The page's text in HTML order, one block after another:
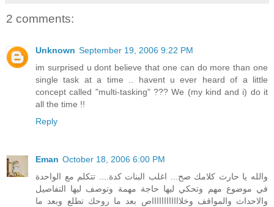
2 comments:
Unknown September 19, 2006 9:22 PM
im surprised u dont believe that one can do more than one
single task at a time .. havent u ever heard of a little
concept called "multi-tasking" ??? We (my kind and i) do it
all the time !!
Reply
Eman October 18, 2006 6:00 PM
والله يا حارث كلامك صح... اغلب البنات كدة.... تتكلم مع الواحدة
في موضوع مهم وتحكي ليها حاجة مهمة وتوصف ليها التفاصيل
والاحداث والمواقف وخلااااااااااااص بعد ما روحك تطلع وبعد ما